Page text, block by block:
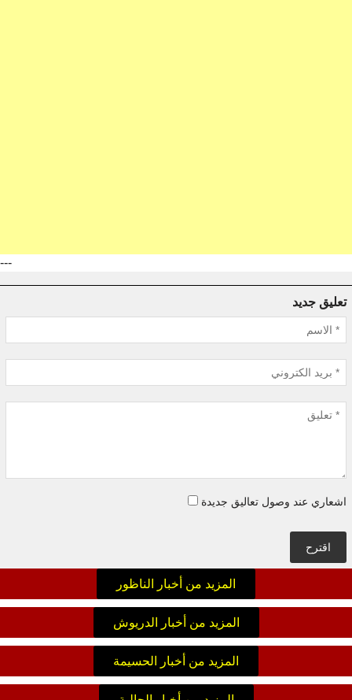
---
تعليق جديد
اشعاري عند وصول تعاليق جديدة
اقترح
المزيد من أخبار الناظور
المزيد من أخبار الدريوش
المزيد من أخبار الحسيمة